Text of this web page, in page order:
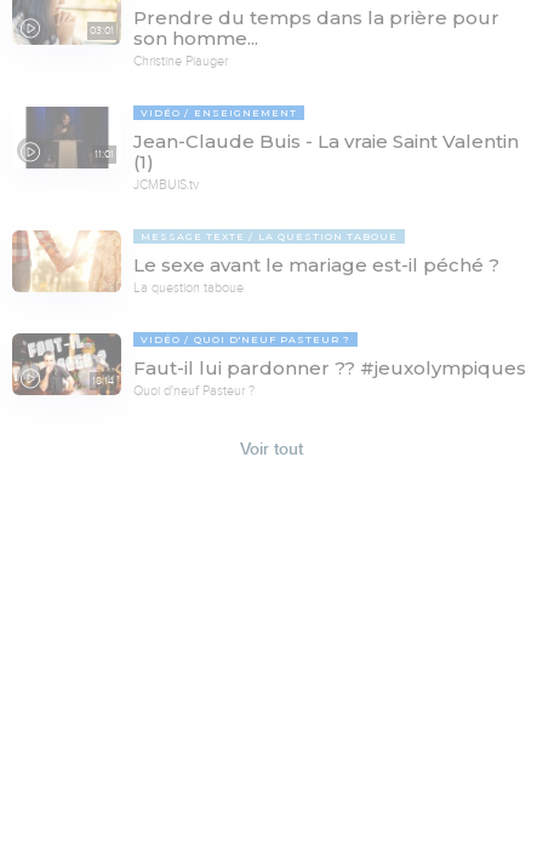
03:01
Prendre du temps dans la prière pour
son homme...
Christine Piauger
11:01
VIDÉO ENSEIGNEMENT
Jean-Claude Buis - La vraie Saint Valentin
(1)
JCMBUIS.tv
MESSAGE TEXTE LA QUESTION TABOUE
Le sexe avant le mariage est-il péché ?
La question taboue
18:14
VIDÉO QUOI D'NEUF PASTEUR ?
Faut-il lui pardonner ?? #jeuxolympiques
Quoi d'neuf Pasteur ?
Voir tout